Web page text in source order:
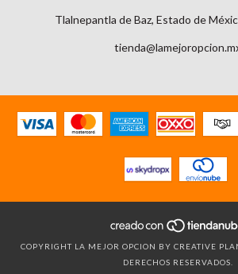
Tlalnepantla de Baz, Estado de
COPYRIGHT LA MEJOR OPCION BY CREATIVE
DERECHOS RESERVADOS.